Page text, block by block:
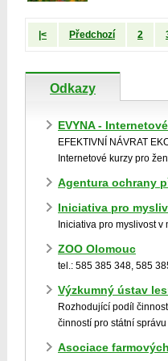
|< Předchozí 2
Odkazy
EVYNA -
EFEKTIVNÍ NÁVRAT
Internetové kurzy pro
Agentura ochrany
Iniciativa pro
Iniciativa pro myslivost
ZOO Olomouc
tel.: 585 385 348, 585
Výzkumný ústav
Rozhodující podíl
činností pro státní
Asociace